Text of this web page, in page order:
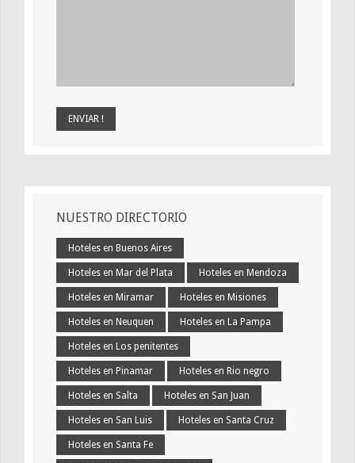
NUESTRO DIRECTORIO
Hoteles en Buenos Aires
Hoteles en Mar del Plata Hoteles en Mendoza
Hoteles en Miramar Hoteles en Misiones
Hoteles en Neuquen Hoteles en La Pampa
Hoteles en Los penitentes
Hoteles en Pinamar Hoteles en Rio negro
Hoteles en Salta Hoteles en San Juan
Hoteles en San Luis Hoteles en Santa Cruz
Hoteles en Santa Fe